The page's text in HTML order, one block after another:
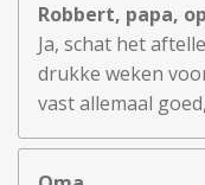
Robbert, papa,
Ja, schat het
drukke weken
vast allemaal